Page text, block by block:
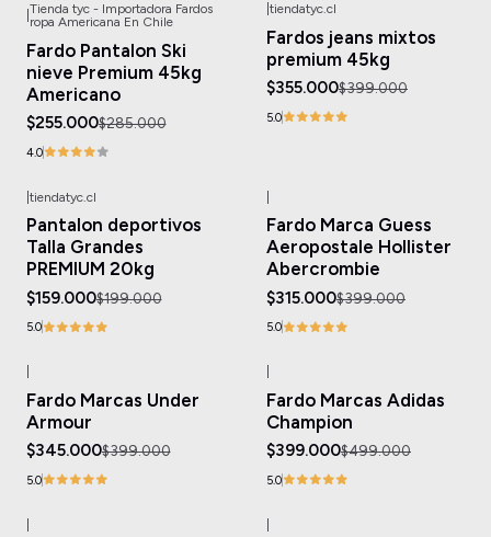
-11%OFF
Tienda tyc - Importadora Fardos
ropa Americana En Chile
Fardo Pantalon Ski
nieve Premium 45kg
Americano
$255.000$285.000
4.0
tiendatyc.cl
Fardos jeans mixtos
premium 45kg
$355.000$399.000
5.0
tiendatyc.cl
Pantalon deportivos
Talla Grandes
PREMIUM 20kg
$159.000$199.000
5.0
Fardo Marca Guess
Aeropostale Hollister
Abercrombie
$315.000$399.000
5.0
Fardo Marcas Under
Armour
$345.000$399.000
5.0
Fardo Marcas Adidas
Champion
$399.000$499.000
5.0